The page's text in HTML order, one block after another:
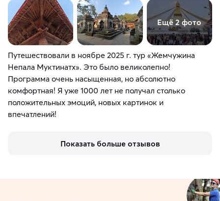
Ещё 2 фото
Путешествовали в ноябре 2025 г. тур «Жемчужина
Непала Муктинатх». Это было великолепно!
Программа очень насыщенная, но абсолютно
комфортная! Я уже 1000 лет не получал столько
положительных эмоций, новых картинок и
впечатлений!
Показать больше отзывов